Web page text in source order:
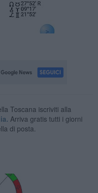
Toscana iscriviti alla
Arriva gratis tutti i giorni
di posta.